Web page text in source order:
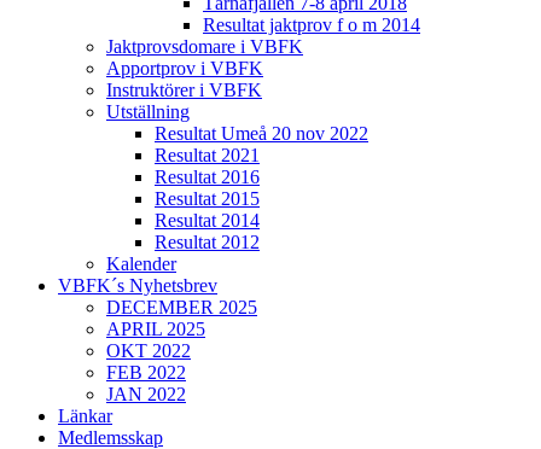
Resultat jaktprov f o m 2014
Jaktprovsdomare i VBFK
Apportprov i VBFK
Instruktörer i VBFK
Utställning
Resultat Umeå 20 nov 2022
Resultat 2021
Resultat 2016
Resultat 2015
Resultat 2014
Resultat 2012
Kalender
VBFK´s Nyhetsbrev
DECEMBER 2025
APRIL 2025
OKT 2022
FEB 2022
JAN 2022
Länkar
Medlemsskap